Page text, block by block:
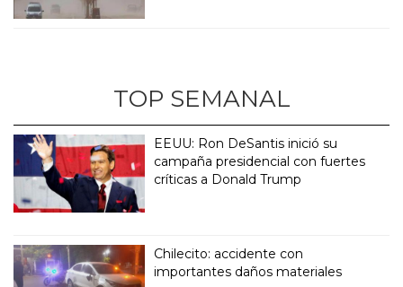
TOP SEMANAL
EEUU: Ron DeSantis inició su
campaña presidencial con fuertes
críticas a Donald Trump
Chilecito: accidente con
importantes daños materiales